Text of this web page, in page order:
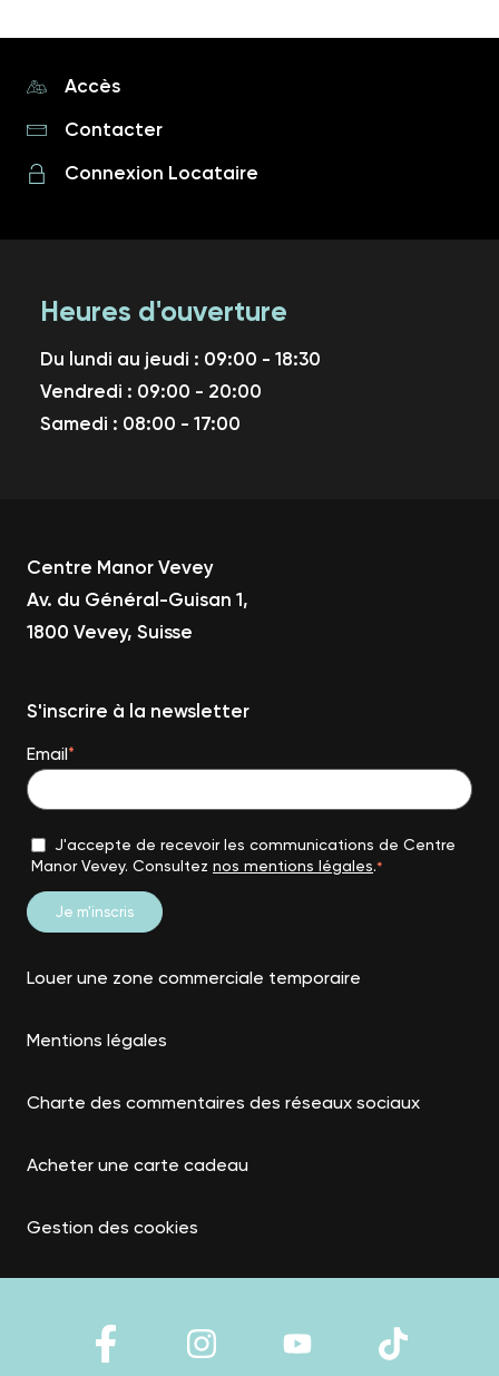
Accès
Contacter
Connexion Locataire
Heures d'ouverture
Du lundi au jeudi : 09:00 - 18:30
Vendredi : 09:00 - 20:00
Samedi : 08:00 - 17:00
Centre Manor Vevey
Av. du Général-Guisan 1,
1800 Vevey, Suisse
S'inscrire à la newsletter
Email*
J'accepte de recevoir les communications de Centre
Manor Vevey. Consultez nos mentions légales.*
Louer une zone commerciale temporaire
Mentions légales
Charte des commentaires des réseaux sociaux
Acheter une carte cadeau
Gestion des cookies